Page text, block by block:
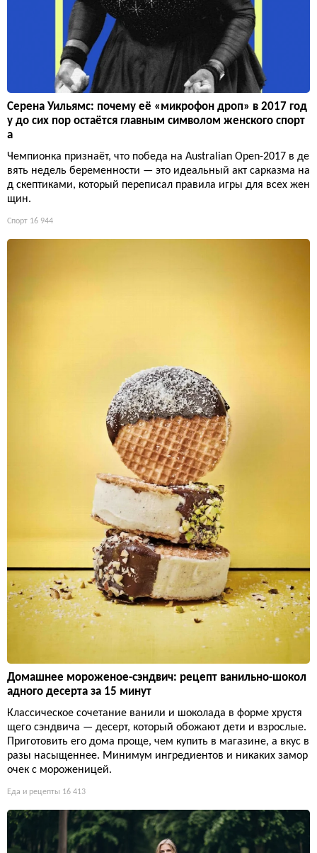
Серена Уильямс: почему её «микрофон дроп» в 2017 год
у до сих пор остаётся главным символом женского спорт
а
Чемпионка признаёт, что победа на Australian Open-2017 в де
вять недель беременности — это идеальный акт сарказма на
д скептиками, который переписал правила игры для всех жен
щин.
Спорт 16 944
Домашнее мороженое-сэндвич: рецепт ванильно-шокол
адного десерта за 15 минут
Классическое сочетание ванили и шоколада в форме хрустя
щего сэндвича — десерт, который обожают дети и взрослые.
Приготовить его дома проще, чем купить в магазине, а вкус в
разы насыщеннее. Минимум ингредиентов и никаких замор
очек с мороженицей.
Еда и рецепты 16 413